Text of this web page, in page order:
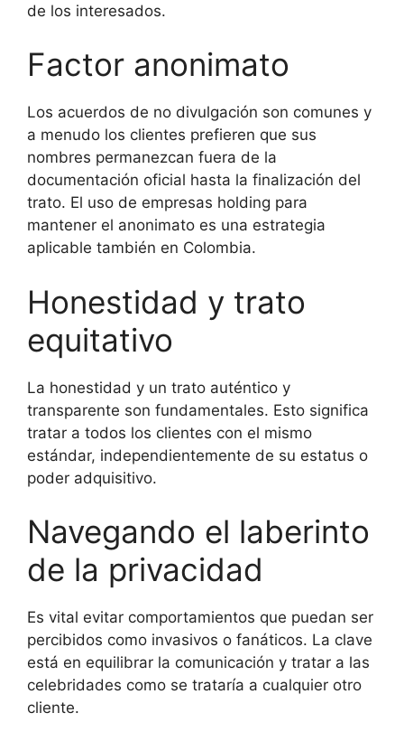
de los interesados.
Factor anonimato
Los acuerdos de no divulgación son comunes y
a menudo los clientes prefieren que sus
nombres permanezcan fuera de la
documentación oficial hasta la finalización del
trato. El uso de empresas holding para
mantener el anonimato es una estrategia
aplicable también en Colombia.
Honestidad y trato
equitativo
La honestidad y un trato auténtico y
transparente son fundamentales. Esto significa
tratar a todos los clientes con el mismo
estándar, independientemente de su estatus o
poder adquisitivo.
Navegando el laberinto
de la privacidad
Es vital evitar comportamientos que puedan ser
percibidos como invasivos o fanáticos. La clave
está en equilibrar la comunicación y tratar a las
celebridades como se trataría a cualquier otro
cliente.